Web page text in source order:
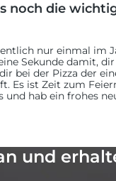
noch die
nur einmal im
Sekunde damit,
bei der Pizza der
Es ist Zeit zum
und hab ein frohes
und